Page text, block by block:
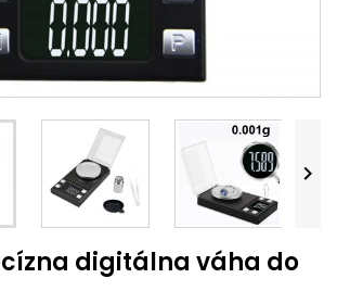

digitálna váha do